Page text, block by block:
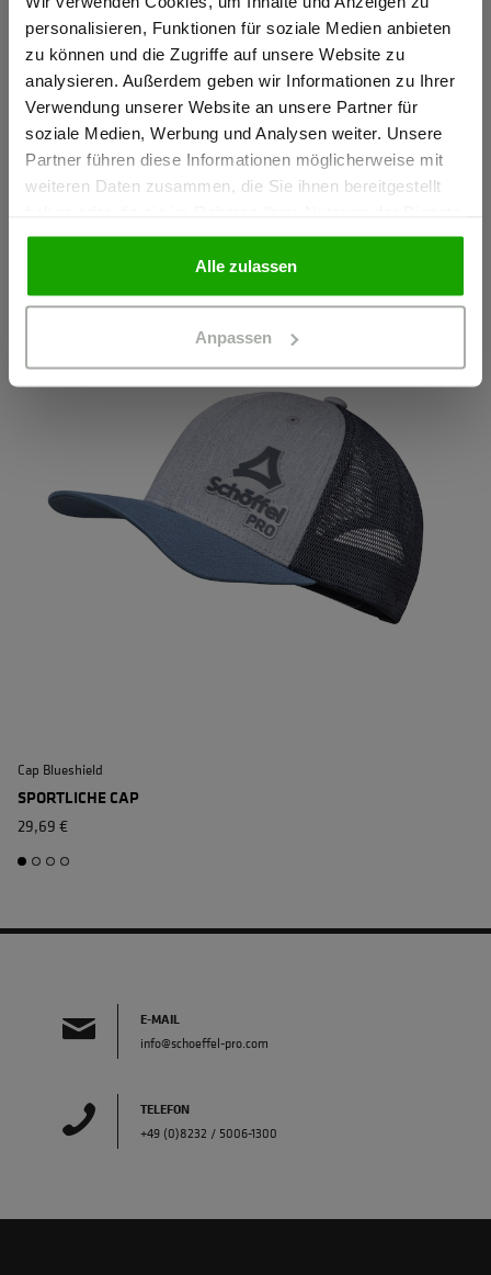
personalisieren, Funktionen für soziale Medien anbieten
zu können und die Zugriffe auf unsere Website zu
analysieren. Außerdem geben wir Informationen zu Ihrer
Verwendung unserer Website an unsere Partner für
soziale Medien, Werbung und Analysen weiter. Unsere
Partner führen diese Informationen möglicherweise mit
weiteren Daten zusammen, die Sie ihnen bereitgestellt
gesammelt haben.
Alle zulassen
Anpassen
Passform
Das könnte Ihnen auch gefallen
Cap Blueshield
SPORTLICHE CAP
29,69 €
E-MAIL
info@schoeffel-pro.com
TELEFON
+49 (0)8232 / 5006-1300
Gewerbetreibender?
Ich bestätige, dass ich Gewerbetreibender bin. Alle
Preise werden netto ausgewiesen.